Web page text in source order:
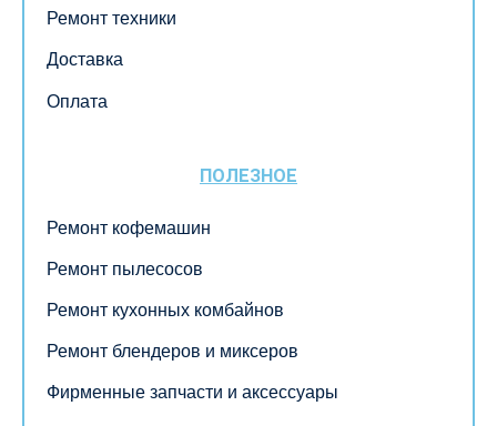
Ремонт техники
Доставка
Оплата
ПОЛЕЗНОЕ
Ремонт кофемашин
Ремонт пылесосов
Ремонт кухонных комбайнов
Ремонт блендеров и миксеров
Фирменные запчасти и аксессуары